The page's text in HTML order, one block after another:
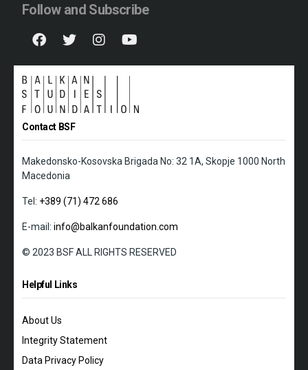
Follow and Subscribe
Contact BSF
Makedonsko-Kosovska Brigada No: 32 1A, Skopje 1000 North
Macedonia
Tel: +389 (71) 472 686
E-mail: info@balkanfoundation.com
© 2023 BSF ALL RIGHTS RESERVED
Helpful Links
About Us
Integrity Statement
Data Privacy Policy